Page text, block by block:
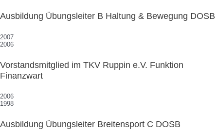
Ausbildung Übungsleiter B Haltung & Bewegung DOSB
2007
2006
Vorstandsmitglied im TKV Ruppin e.V. Funktion
Finanzwart
2006
1998
Ausbildung Übungsleiter Breitensport C DOSB